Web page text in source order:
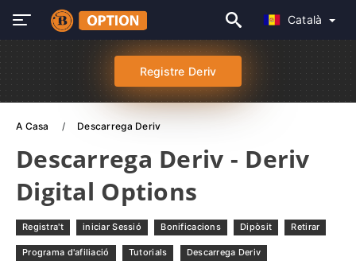
Català
Registre Deriv
A Casa Descarrega Deriv
Descarrega Deriv - Deriv
Digital Options
Registra't iniciar Sessió Bonificacions Dipòsit Retirar
Programa d'afiliació Tutorials Descarrega Deriv